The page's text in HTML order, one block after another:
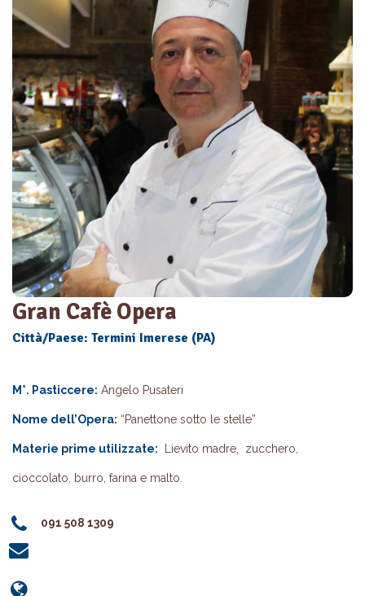
Gran Cafè Opera
Città/Paese: Termini Imerese (PA)
M°. Pasticcere: Angelo Pusateri
Nome dell’Opera: “Panettone sotto le stelle”
Materie prime utilizzate: Lievito madre, zucchero,
cioccolato, burro, farina e malto.
091 508 1309